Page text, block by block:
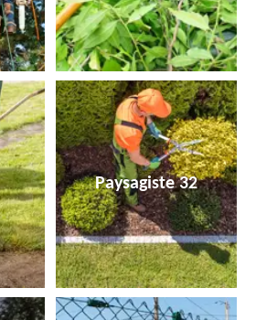
Paysagiste 32